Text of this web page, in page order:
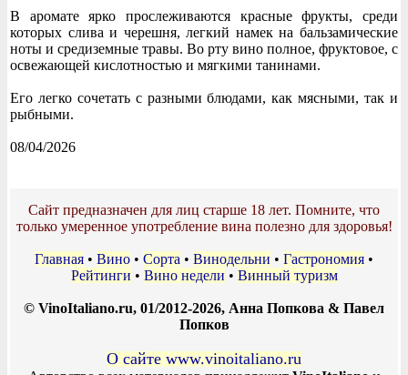
В аромате ярко прослеживаются красные фрукты, среди
которых слива и черешня, легкий намек на бальзамические
ноты и средиземные травы. Во рту вино полное, фруктовое, с
освежающей кислотностью и мягкими танинами.
Его легко сочетать с разными блюдами, как мясными, так и
рыбными.
08/04/2026
Сайт предназначен для лиц старше 18 лет. Помните, что
только умеренное употребление вина полезно для здоровья!
Главная • Вино • Сорта • Винодельни • Гастрономия •
Рейтинги • Вино недели • Винный туризм
© VinoItaliano.ru, 01/2012-2026, Анна Попкова & Павел
Попков
О сайте www.vinoitaliano.ru